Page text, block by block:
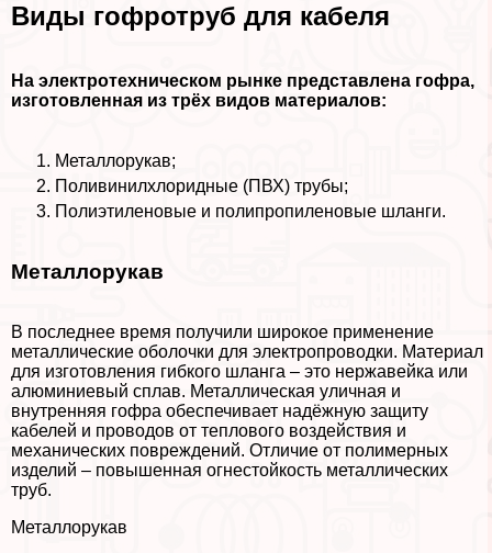
Виды гофротруб для кабеля
На электротехническом рынке представлена гофра,
изготовленная из трёх видов материалов:
Металлорукав;
Поливинилхлоридные (ПВХ) трубы;
Полиэтиленовые и полипропиленовые шланги.
Металлорукав
В последнее время получили широкое применение
металлические оболочки для электропроводки. Материал
для изготовления гибкого шланга – это нержавейка или
алюминиевый сплав. Металлическая уличная и
внутренняя гофра обеспечивает надёжную защиту
кабелей и проводов от теплового воздействия и
механических повреждений. Отличие от полимерных
изделий – повышенная огнестойкость металлических
труб.
Металлорукав